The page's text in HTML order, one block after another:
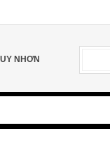
NHƠN